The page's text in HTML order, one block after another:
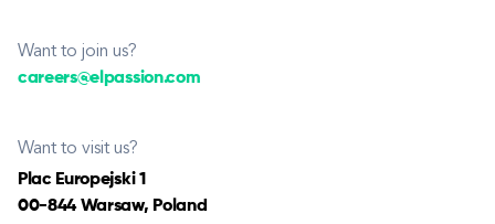
Want to join us?
careers@elpassion.com
Want to visit us?
Plac Europejski 1
00-844 Warsaw, Poland